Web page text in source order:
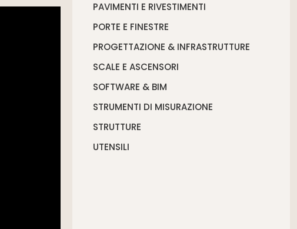
PAVIMENTI E RIVESTIMENTI
PORTE E FINESTRE
PROGETTAZIONE & INFRASTRUTTURE
SCALE E ASCENSORI
SOFTWARE & BIM
STRUMENTI DI MISURAZIONE
STRUTTURE
UTENSILI